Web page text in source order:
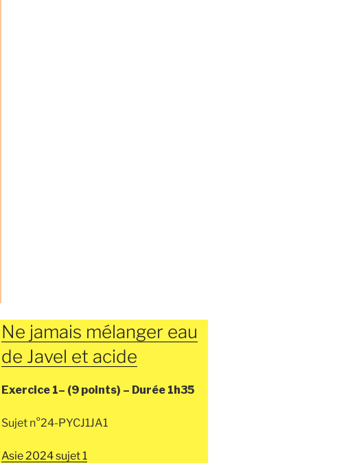
Ne jamais mélanger eau
de Javel et acide
Exercice 1– (9 points) – Durée 1h35
Sujet n°24-PYCJ1JA1
Asie 2024 sujet 1